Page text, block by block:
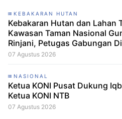
KEBAKARAN HUTAN
Kebakaran Hutan dan Lahan
Kawasan Taman Nasional
Rinjani, Petugas Gabungan
07 Agustus 2026
NASIONAL
Ketua KONI Pusat Dukung
Ketua KONI NTB
07 Agustus 2026